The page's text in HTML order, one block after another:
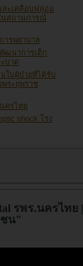
ละเคลือบฟลูออ
นสถานการณ์
รพยาบาล
ฒนาการเด็ก
บาด
ในผู้ป่วยที่ได้รับ
ระยุพราช
ครไทย
shock โรง
รพร.นครไทย |
ชน"